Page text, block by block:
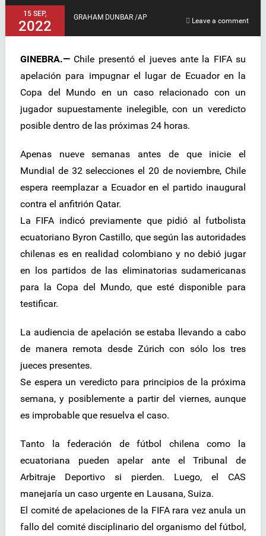
15 SEP,
2022
GRAHAM DUNBAR /AP Leave a comment
GINEBRA.— Chile presentó el jueves ante la FIFA su
apelación para impugnar el lugar de Ecuador en la
Copa del Mundo en un caso relacionado con un
jugador supuestamente inelegible, con un veredicto
posible dentro de las próximas 24 horas.
Apenas nueve semanas antes de que inicie el
Mundial de 32 selecciones el 20 de noviembre, Chile
espera reemplazar a Ecuador en el partido inaugural
contra el anfitrión Qatar.
La FIFA indicó previamente que pidió al futbolista
ecuatoriano Byron Castillo, que según las autoridades
chilenas es en realidad colombiano y no debió jugar
en los partidos de las eliminatorias sudamericanas
para la Copa del Mundo, que esté disponible para
testificar.
La audiencia de apelación se estaba llevando a cabo
de manera remota desde Zúrich con sólo los tres
jueces presentes.
Se espera un veredicto para principios de la próxima
semana, y posiblemente a partir del viernes, aunque
es improbable que resuelva el caso.
Tanto la federación de fútbol chilena como la
ecuatoriana pueden apelar ante el Tribunal de
Arbitraje Deportivo si pierden. Luego, el CAS
manejaría un caso urgente en Lausana, Suiza.
El comité de apelaciones de la FIFA rara vez anula un
fallo del comité disciplinario del organismo del fútbol,